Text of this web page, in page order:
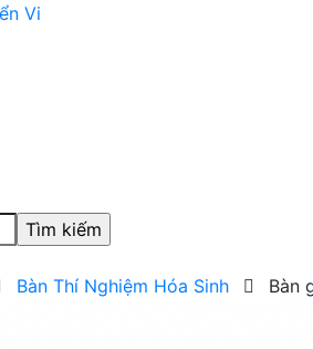
Vi
Bàn Thí Nghiệm Hóa Sinh Bàn